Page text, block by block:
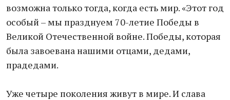
возможна только тогда, когда есть мир. «Этот год
особый – мы празднуем 70-летие Победы в
Великой Отечественной войне. Победы, которая
была завоевана нашими отцами, дедами,
прадедами.
Уже четыре поколения живут в мире. И слава